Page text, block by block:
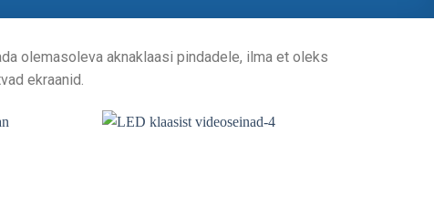
olemasoleva aknaklaasi pindadele, ilma et oleks
ekraanid.